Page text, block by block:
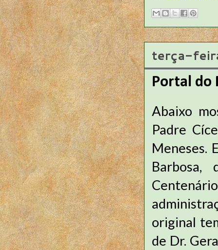
terça-
Portal do
Abaixo
Padre
Meneses.
Barbosa,
original
de Dr.